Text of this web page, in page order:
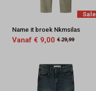
Sale
Name it broek Nkmsilas
Vanaf € 9,00 € 29,99